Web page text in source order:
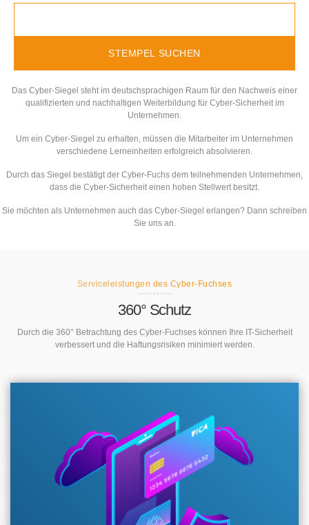
Das Cyber-Siegel steht im deutschsprachigen Raum für den Nachweis einer
qualifizierten und nachhaltigen Weiterbildung für Cyber-Sicherheit im
Unternehmen.
Um ein Cyber-Siegel zu erhalten, müssen die Mitarbeiter im Unternehmen
verschiedene Lerneinheiten erfolgreich absolvieren.
Durch das Siegel bestätigt der Cyber-Fuchs dem teilnehmenden Unternehmen,
dass die Cyber-Sicherheit einen hohen Stellwert besitzt.
Sie möchten als Unternehmen auch das Cyber-Siegel erlangen? Dann schreiben
Sie uns an.
Serviceleistungen des Cyber-Fuchses
360° Schutz
Durch die 360° Betrachtung des Cyber-Fuchses können Ihre IT-Sicherheit
verbessert und die Haftungsrisiken minimiert werden.